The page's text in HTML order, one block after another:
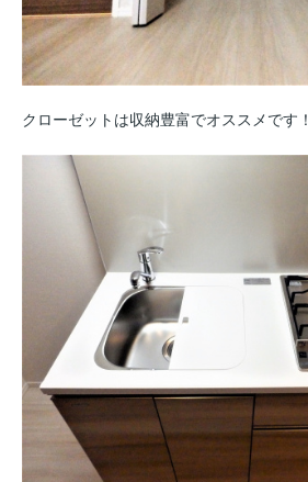
クローゼットは収納豊富でオススメです！